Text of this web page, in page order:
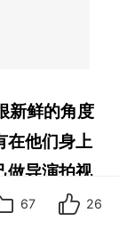
新鲜的角度
在他们身上
做导演拍视
67 26